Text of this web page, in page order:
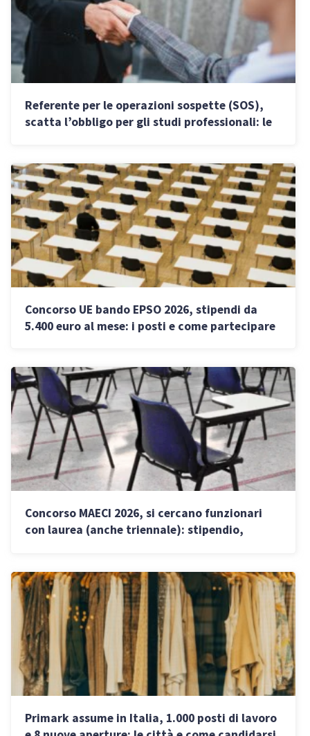
Referente per le operazioni sospette (SOS),
scatta l’obbligo per gli studi professionali: le
Concorso UE bando EPSO 2026, stipendi da
5.400 euro al mese: i posti e come partecipare
Concorso MAECI 2026, si cercano funzionari
con laurea (anche triennale): stipendio,
Primark assume in Italia, 1.000 posti di lavoro